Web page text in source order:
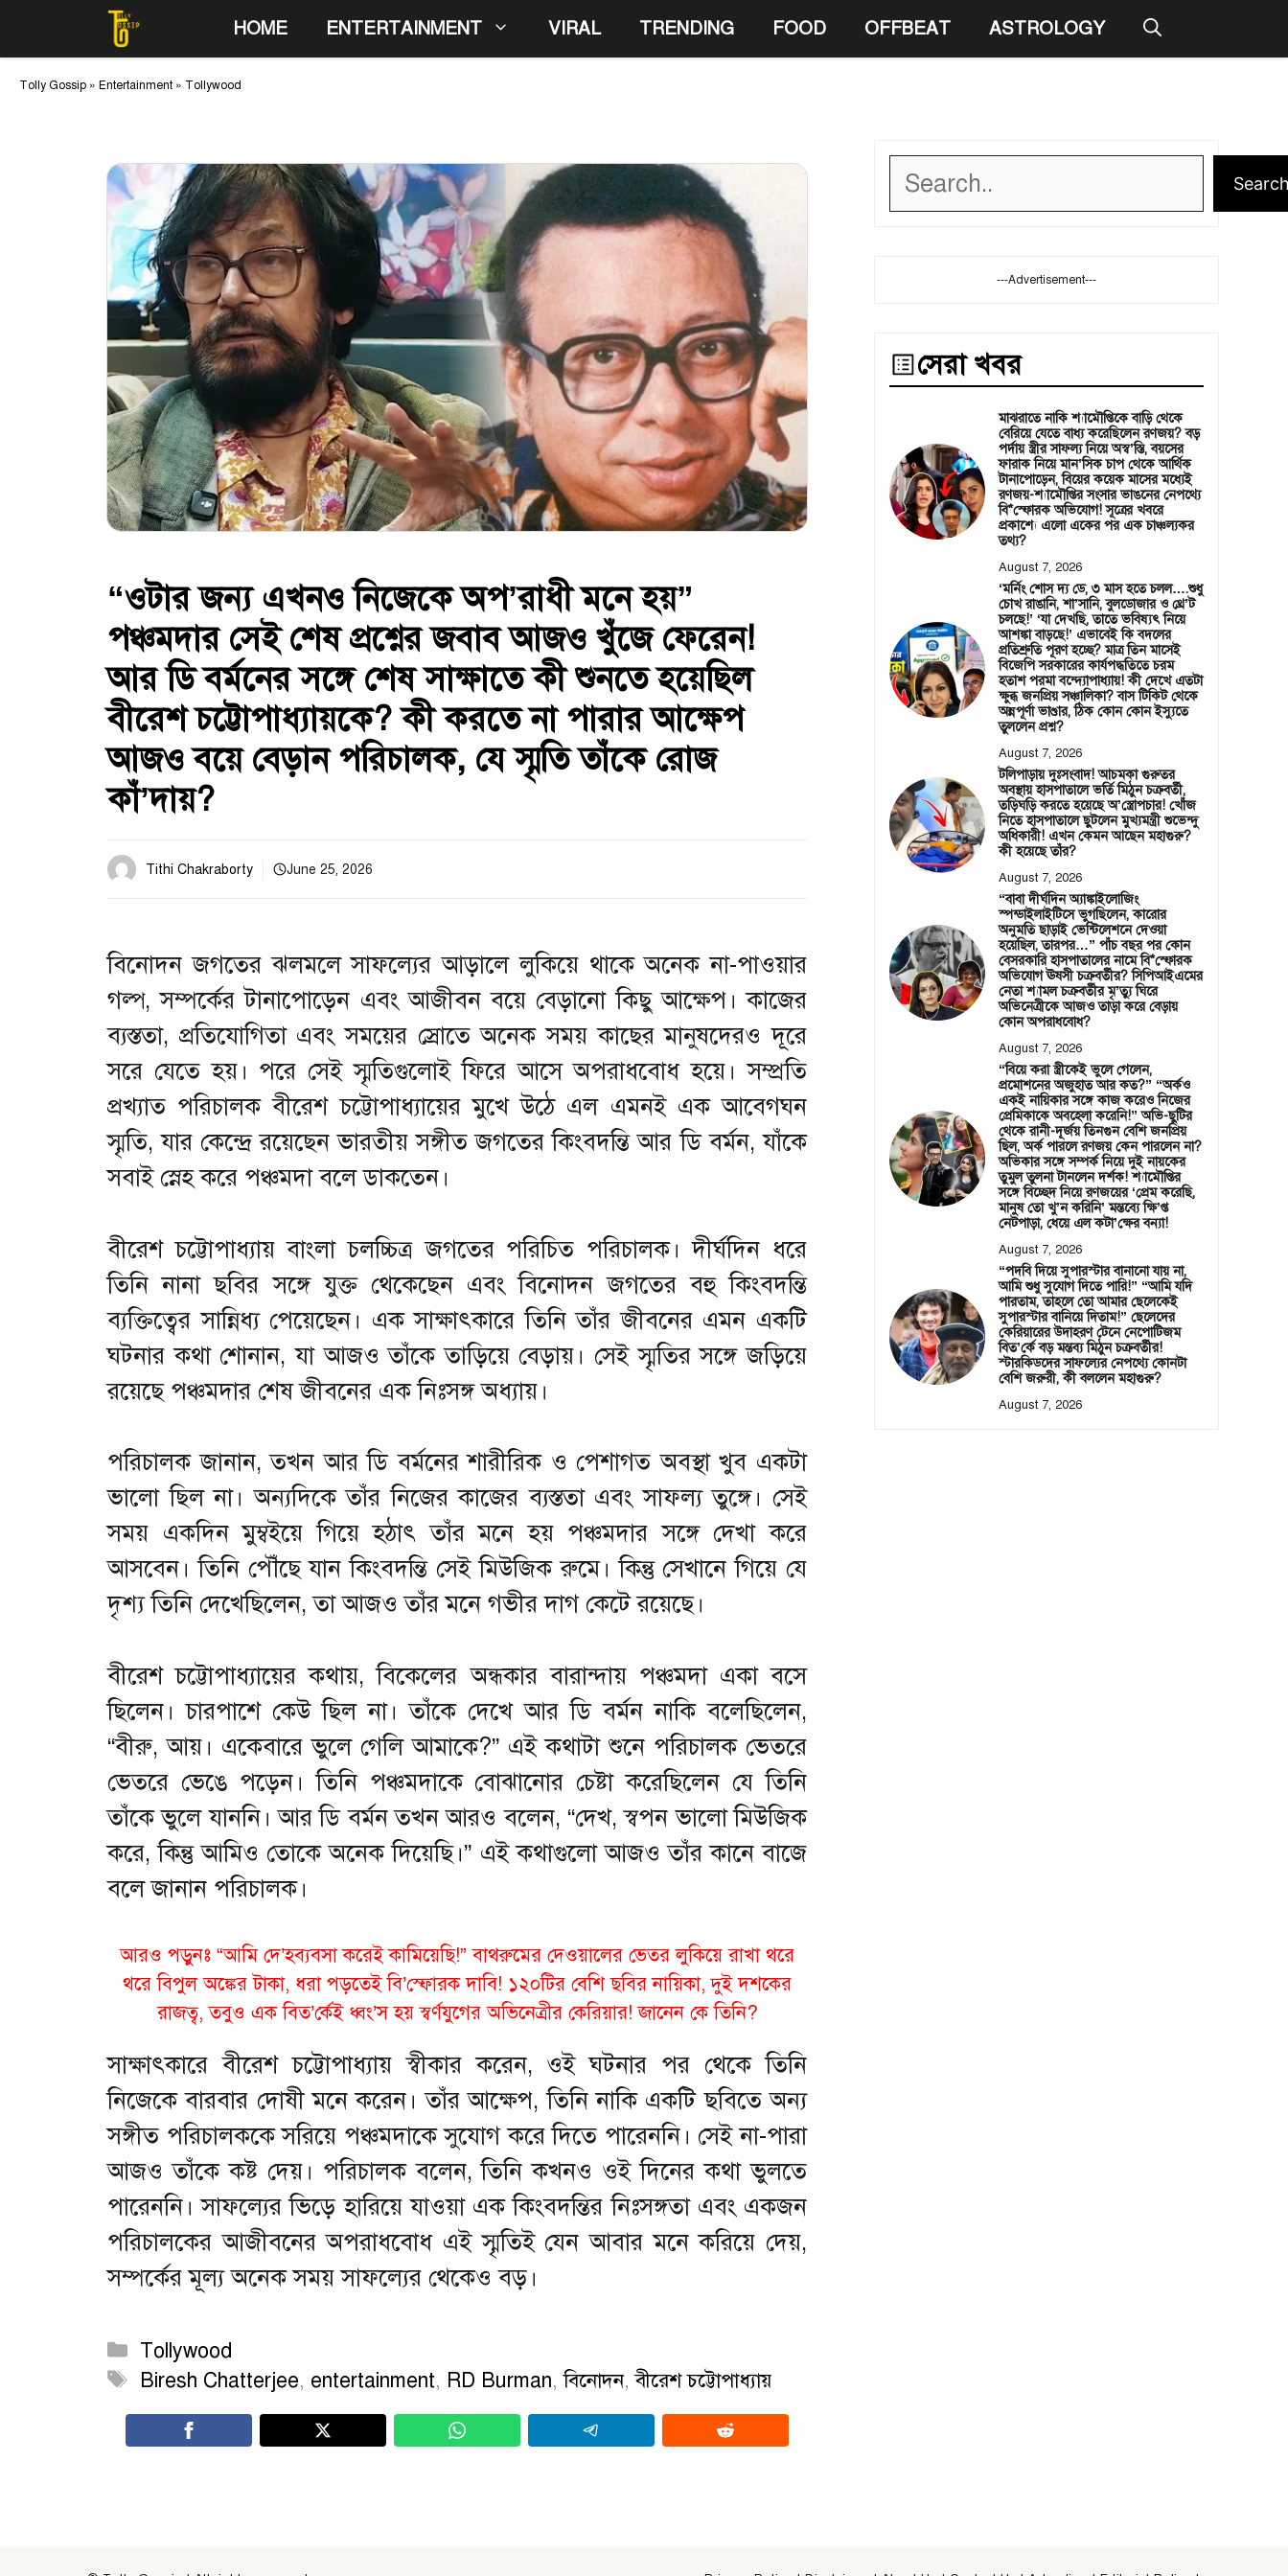
to
content
HOME ENTERTAINMENT VIRAL TRENDING FOOD OFFBEAT ASTROLOGY
Tolly Gossip » Entertainment » Tollywood
“ওটার জন্য এখনও নিজেকে অপ’রাধী মনে হয়”
পঞ্চমদার সেই শেষ প্রশ্নের জবাব আজও খুঁজে ফেরেন!
আর ডি বর্মনের সঙ্গে শেষ সাক্ষাতে কী শুনতে হয়েছিল
বীরেশ চট্টোপাধ্যায়কে? কী করতে না পারার আক্ষেপ
আজও বয়ে বেড়ান পরিচালক, যে স্মৃতি তাঁকে রোজ
কাঁ’দায়?
Tithi Chakraborty June 25, 2026
বিনোদন জগতের ঝলমলে সাফল্যের আড়ালে লুকিয়ে থাকে অনেক না-পাওয়ার
গল্প, সম্পর্কের টানাপোড়েন এবং আজীবন বয়ে বেড়ানো কিছু আক্ষেপ। কাজের
ব্যস্ততা, প্রতিযোগিতা এবং সময়ের স্রোতে অনেক সময় কাছের মানুষদেরও দূরে
সরে যেতে হয়। পরে সেই স্মৃতিগুলোই ফিরে আসে অপরাধবোধ হয়ে। সম্প্রতি
প্রখ্যাত পরিচালক বীরেশ চট্টোপাধ্যায়ের মুখে উঠে এল এমনই এক আবেগঘন
স্মৃতি, যার কেন্দ্রে রয়েছেন ভারতীয় সঙ্গীত জগতের কিংবদন্তি আর ডি বর্মন, যাঁকে
সবাই স্নেহ করে পঞ্চমদা বলে ডাকতেন।
বীরেশ চট্টোপাধ্যায় বাংলা চলচ্চিত্র জগতের পরিচিত পরিচালক। দীর্ঘদিন ধরে
তিনি নানা ছবির সঙ্গে যুক্ত থেকেছেন এবং বিনোদন জগতের বহু কিংবদন্তি
ব্যক্তিত্বের সান্নিধ্য পেয়েছেন। এক সাক্ষাৎকারে তিনি তাঁর জীবনের এমন একটি
ঘটনার কথা শোনান, যা আজও তাঁকে তাড়িয়ে বেড়ায়। সেই স্মৃতির সঙ্গে জড়িয়ে
রয়েছে পঞ্চমদার শেষ জীবনের এক নিঃসঙ্গ অধ্যায়।
পরিচালক জানান, তখন আর ডি বর্মনের শারীরিক ও পেশাগত অবস্থা খুব একটা
ভালো ছিল না। অন্যদিকে তাঁর নিজের কাজের ব্যস্ততা এবং সাফল্য তুঙ্গে। সেই
সময় একদিন মুম্বইয়ে গিয়ে হঠাৎ তাঁর মনে হয় পঞ্চমদার সঙ্গে দেখা করে
আসবেন। তিনি পৌঁছে যান কিংবদন্তি সেই মিউজিক রুমে। কিন্তু সেখানে গিয়ে যে
দৃশ্য তিনি দেখেছিলেন, তা আজও তাঁর মনে গভীর দাগ কেটে রয়েছে।
বীরেশ চট্টোপাধ্যায়ের কথায়, বিকেলের অন্ধকার বারান্দায় পঞ্চমদা একা বসে
ছিলেন। চারপাশে কেউ ছিল না। তাঁকে দেখে আর ডি বর্মন নাকি বলেছিলেন,
“বীরু, আয়। একেবারে ভুলে গেলি আমাকে?” এই কথাটা শুনে পরিচালক ভেতরে
ভেতরে ভেঙে পড়েন। তিনি পঞ্চমদাকে বোঝানোর চেষ্টা করেছিলেন যে তিনি
তাঁকে ভুলে যাননি। আর ডি বর্মন তখন আরও বলেন, “দেখ, স্বপন ভালো মিউজিক
করে, কিন্তু আমিও তোকে অনেক দিয়েছি।” এই কথাগুলো আজও তাঁর কানে বাজে
বলে জানান পরিচালক।
আরও পড়ুনঃ “আমি দে’হব্যবসা করেই কামিয়েছি!” বাথরুমের দেওয়ালের ভেতর লুকিয়ে রাখা থরে
থরে বিপুল অঙ্কের টাকা, ধরা পড়তেই বি’স্ফোরক দাবি! ১২০টির বেশি ছবির নায়িকা, দুই দশকের
রাজত্ব, তবুও এক বিত’র্কেই ধ্বং’স হয় স্বর্ণযুগের অভিনেত্রীর কেরিয়ার! জানেন কে তিনি?
সাক্ষাৎকারে বীরেশ চট্টোপাধ্যায় স্বীকার করেন, ওই ঘটনার পর থেকে তিনি
নিজেকে বারবার দোষী মনে করেন। তাঁর আক্ষেপ, তিনি নাকি একটি ছবিতে অন্য
সঙ্গীত পরিচালককে সরিয়ে পঞ্চমদাকে সুযোগ করে দিতে পারেননি। সেই না-পারা
আজও তাঁকে কষ্ট দেয়। পরিচালক বলেন, তিনি কখনও ওই দিনের কথা ভুলতে
পারেননি। সাফল্যের ভিড়ে হারিয়ে যাওয়া এক কিংবদন্তির নিঃসঙ্গতা এবং একজন
পরিচালকের আজীবনের অপরাধবোধ এই স্মৃতিই যেন আবার মনে করিয়ে দেয়,
সম্পর্কের মূল্য অনেক সময় সাফল্যের থেকেও বড়।
Categories
Tollywood
Tags
Biresh Chatterjee, entertainment, RD Burman,বিনোদন,বীরেশ চট্টোপাধ্যায়
Search
---Advertisement---
সেরা খবর
মাঝরাতে নাকি শ্যামৌপ্তিকে বাড়ি থেকে
বেরিয়ে যেতে বাধ্য করেছিলেন রণজয়? বড়
পর্দায় স্ত্রীর সাফল্য নিয়ে অস্ব’স্তি, বয়সের
ফারাক নিয়ে মান’সিক চাপ থেকে আর্থিক
টানাপোড়েন, বিয়ের কয়েক মাসের মধ্যেই
রণজয়-শ্যামৌপ্তির সংসার ভাঙনের নেপথ্যে
বি*স্ফোরক অভিযোগ! সূত্রের খবরে
প্রকাশ্যে এলো একের পর এক চাঞ্চল্যকর
তথ্য?
August 7, 2026
‘মর্নিং শোস দ্য ডে, ৩ মাস হতে চলল….শুধু
চোখ রাঙানি, শা’সানি, বুলডোজার ও থ্রে’ট
চলছে!’ ‘যা দেখছি, তাতে ভবিষ্যৎ নিয়ে
আশঙ্কা বাড়ছে!’ এভাবেই কি বদলের
প্রতিশ্রুতি পূরণ হচ্ছে? মাত্র তিন মাসেই
বিজেপি সরকারের কার্যপদ্ধতিতে চরম
হতাশ পরমা বন্দ্যোপাধ্যায়! কী দেখে এতটা
ক্ষুব্ধ জনপ্রিয় সঞ্চালিকা? বাস টিকিট থেকে
অন্নপূর্ণা ভাণ্ডার, ঠিক কোন কোন ইস্যুতে
তুললেন প্রশ্ন?
August 7, 2026
টলিপাড়ায় দুঃসংবাদ! আচমকা গুরুতর
অবস্থায় হাসপাতালে ভর্তি মিঠুন চক্রবর্তী,
তড়িঘড়ি করতে হয়েছে অ’স্ত্রোপচার! খোঁজ
নিতে হাসপাতালে ছুটলেন মুখ্যমন্ত্রী শুভেন্দু
অধিকারী! এখন কেমন আছেন মহাগুরু?
কী হয়েছে তাঁর?
August 7, 2026
“বাবা দীর্ঘদিন অ্যাঙ্কাইলোজিং
স্পন্ডাইলাইটিসে ভুগছিলেন, কারোর
অনুমতি ছাড়াই ভেন্টিলেশনে দেওয়া
হয়েছিল, তারপর…” পাঁচ বছর পর কোন
বেসরকারি হাসপাতালের নামে বি*স্ফোরক
অভিযোগ ঊষসী চক্রবর্তীর? সিপিআইএমের
নেতা শ্যামল চক্রবর্তীর মৃ’ত্যু ঘিরে
অভিনেত্রীকে আজও তাড়া করে বেড়ায়
কোন অপরাধবোধ?
August 7, 2026
“বিয়ে করা স্ত্রীকেই ভুলে গেলেন,
প্রমোশনের অজুহাত আর কত?” “অর্কও
একই নায়িকার সঙ্গে কাজ করেও নিজের
প্রেমিকাকে অবহেলা করেনি!” অভি-ছুটির
থেকে রানী-দূর্জয় তিনগুন বেশি জনপ্রিয়
ছিল, অর্ক পারলে রণজয় কেন পারলেন না?
অভিকার সঙ্গে সম্পর্ক নিয়ে দুই নায়কের
তুমুল তুলনা টানলেন দর্শক! শ্যামৌপ্তির
সঙ্গে বিচ্ছেদ নিয়ে রণজয়ের ‘প্রেম করেছি,
মানুষ তো খু’ন করিনি’ মন্তব্যে ক্ষি’প্ত
নেটপাড়া, ধেয়ে এল কটা’ক্ষের বন্যা!
August 7, 2026
“পদবি দিয়ে সুপারস্টার বানানো যায় না,
আমি শুধু সুযোগ দিতে পারি!” “আমি যদি
পারতাম, তাহলে তো আমার ছেলেকেই
সুপারস্টার বানিয়ে দিতাম!” ছেলেদের
কেরিয়ারের উদাহরণ টেনে নেপোটিজম
বিত’র্কে বড় মন্তব্য মিঠুন চক্রবর্তীর!
স্টারকিডদের সাফল্যের নেপথ্যে কোনটা
বেশি জরুরী, কী বললেন মহাগুরু?
August 7, 2026